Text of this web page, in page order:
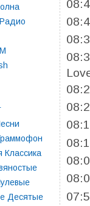
Классика
Десятые